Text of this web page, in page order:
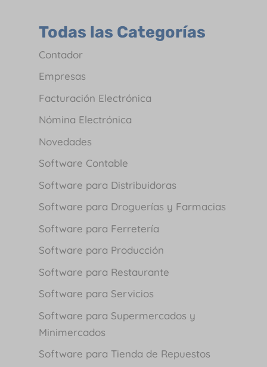
Todas las Categorías
Contador
Empresas
Facturación Electrónica
Nómina Electrónica
Novedades
Software Contable
Software para Distribuidoras
Software para Droguerías y Farmacias
Software para Ferretería
Software para Producción
Software para Restaurante
Software para Servicios
Software para Supermercados y
Minimercados
Software para Tienda de Repuestos